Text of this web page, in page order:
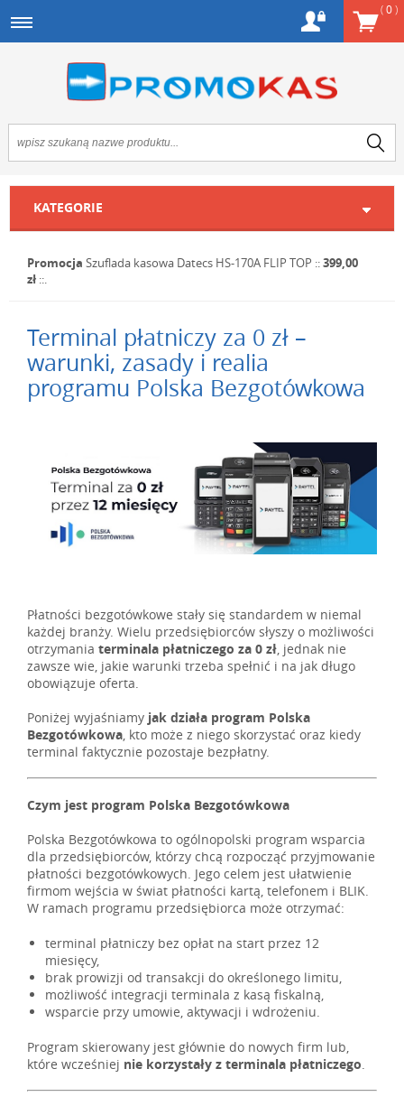
(0)
KATEGORIE
Promocja Szuflada kasowa Datecs HS-170A FLIP TOP ::399,00
zł ::.
Terminal płatniczy za 0 zł –
warunki, zasady i realia
programu Polska Bezgotówkowa
Płatności bezgotówkowe stały się standardem w niemal
każdej branży. Wielu przedsiębiorców słyszy o możliwości
otrzymania terminala płatniczego za 0 zł , jednak nie
zawsze wie, jakie warunki trzeba spełnić i na jak długo
obowiązuje oferta.
Poniżej wyjaśniamy jak działa program Polska
Bezgotówkowa , kto może z niego skorzystać oraz kiedy
terminal faktycznie pozostaje bezpłatny.
Czym jest program Polska Bezgotówkowa
Polska Bezgotówkowa to ogólnopolski program wsparcia
dla przedsiębiorców, którzy chcą rozpocząć przyjmowanie
płatności bezgotówkowych. Jego celem jest ułatwienie
firmom wejścia w świat płatności kartą, telefonem i BLIK.
W ramach programu przedsiębiorca może otrzymać:
terminal płatniczy bez opłat na start przez 12
miesięcy,
brak prowizji od transakcji do określonego limitu,
możliwość integracji terminala z kasą fiskalną,
wsparcie przy umowie, aktywacji i wdrożeniu.
Program skierowany jest głównie do nowych firm lub,
które wcześniej nie korzystały z terminala płatniczego